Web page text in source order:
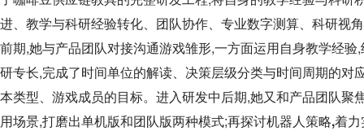
进、教学与科研经验转化、团队协作、专业数字测算、科研视
前期,她与产品团队对接沟通游戏雏形,一方面运用自身教学经
研专长,完成了时间单位的解读、决策层级分类与时间周期的
本类型、游戏成员的目标。进入研发中后期,她又和产品团队
用场景,打磨出单机版和团队版两种模式;再探讨机器人策略,着